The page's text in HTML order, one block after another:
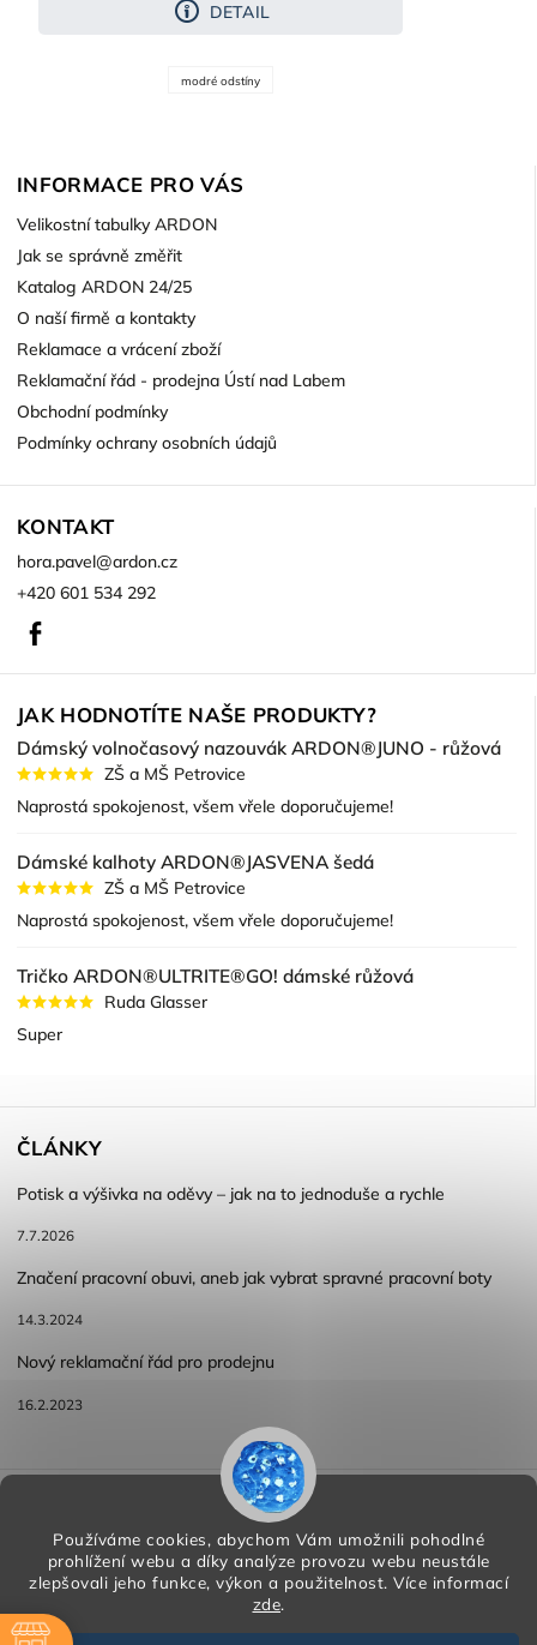
Používáme cookies, abychom Vám umožnili pohodlné
prohlížení webu a díky analýze provozu webu neustále
zlepšovali jeho funkce, výkon a použitelnost. Více informací
zde.
DETAIL
modré odstíny
INFORMACE PRO VÁS
Velikostní tabulky ARDON
Jak se správně změřit
Katalog ARDON 24/25
O naší firmě a kontakty
Reklamace a vrácení zboží
Reklamační řád - prodejna Ústí nad Labem
Obchodní podmínky
Podmínky ochrany osobních údajů
KONTAKT
hora.pavel@ardon.cz
+420 601 534 292
JAK HODNOTÍTE NAŠE PRODUKTY?
Dámský volnočasový nazouvák ARDON®JUNO - růžová
ZŠ a MŠ Petrovice
Naprostá spokojenost, všem vřele doporučujeme!
Dámské kalhoty ARDON®JASVENA šedá
ZŠ a MŠ Petrovice
Naprostá spokojenost, všem vřele doporučujeme!
Tričko ARDON®ULTRITE®GO! dámské růžová
Ruda Glasser
Super
ČLÁNKY
Potisk a výšivka na oděvy – jak na to jednoduše a rychle
7.7.2026
Značení pracovní obuvi, aneb jak vybrat spravné pracovní boty
14.3.2024
Nový reklamační řád pro prodejnu
16.2.2023
Reklamace a vracení zboží
Podmínky ochrany osobních údajů
Copyright 2026 HORA PP s.r.o.